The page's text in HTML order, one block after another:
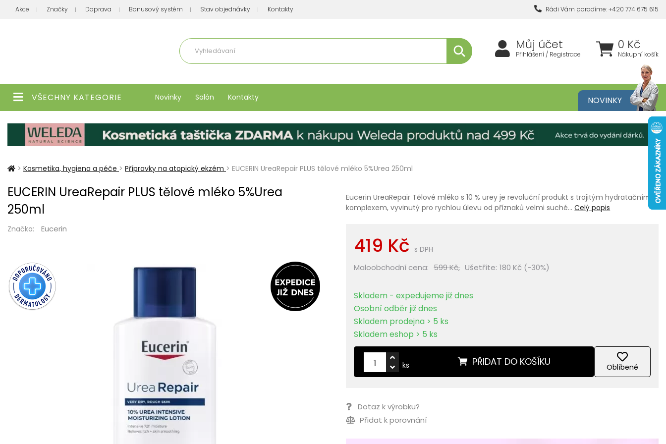
Akce Značky Doprava Bonusový systém Stav objednávky Kontakty Rádi Vám poradíme: +420 774 675 615
0 Kč
Nákupní košík
Můj účet
Přihlášení / Registrace
VŠECHNY KATEGORIE Novinky Salón Kontakty NOVINKY
> Kosmetika, hygiena a péče > Přípravky na atopický ekzém > EUCERIN UreaRepair PLUS tělové mléko 5%Urea 250ml
EUCERIN UreaRepair PLUS tělové mléko 5%Urea
250ml
Značka: Eucerin
Eucerin UreaRepair Tělové mléko s 10 % urey je revoluční produkt s trojitým hydratačním
komplexem, vyvinutý pro rychlou úlevu od příznaků velmi suché…Celý popis
419 Kč s DPH
Maloobchodní cena: 599 Kč, Ušetříte: 180 Kč (-30%)
Skladem - expedujeme již dnes
Osobní odběr již dnes
Skladem prodejna > 5 ks
Skladem eshop > 5 ks
PŘIDAT DO KOŠÍKU
ks Oblíbené
Dotaz k výrobku?
Přidat k porovnání